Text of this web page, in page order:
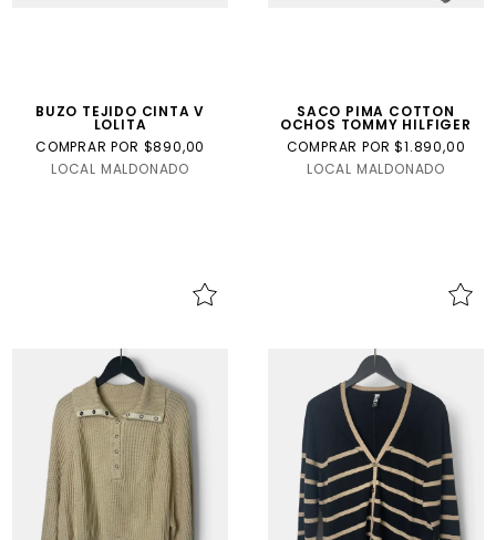
BUZO TEJIDO CINTA V
LOLITA
COMPRAR POR $890,00
LOCAL MALDONADO
SACO PIMA COTTON
OCHOS TOMMY HILFIGER
COMPRAR POR $1.890,00
LOCAL MALDONADO